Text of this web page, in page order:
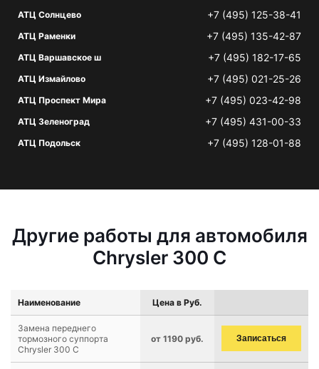
АТЦ Солнцево +7 (495) 125-38-41
АТЦ Раменки +7 (495) 135-42-87
АТЦ Варшавское ш +7 (495) 182-17-65
АТЦ Измайлово +7 (495) 021-25-26
АТЦ Проспект Мира +7 (495) 023-42-98
АТЦ Зеленоград +7 (495) 431-00-33
АТЦ Подольск +7 (495) 128-01-88
Другие работы для автомобиля
Chrysler 300 C
Наименование Цена в Руб.
Замена переднего
тормозного суппорта
Chrysler 300 C
от 1190 руб. Записаться